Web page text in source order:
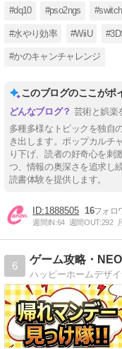
#dq10 #pso2ngs #switch
#水やり効率 #WiiU
#かのキャンチャレンジ
このブログのここがポ
芸術と娯楽
多種多様なトピックを独自
き出します。ポップカルチ
り下げ、読者の好奇心を刺
つ、情報の奥深さを追求し
読書体験を提供します。
1888505 16
週間IN:64 週間OUT:292
6
ゲーム攻略・NEO